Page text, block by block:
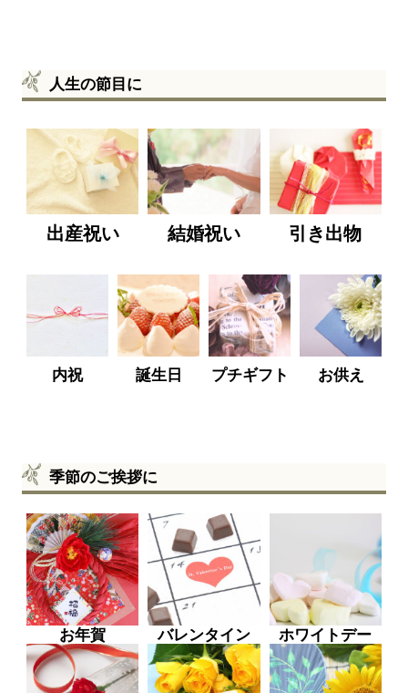
人生の節目に
出産祝い 結婚祝い 引き出物
内祝 誕生日 プチギフト お供え
季節のご挨拶に
お年賀 バレンタイン ホワイトデー